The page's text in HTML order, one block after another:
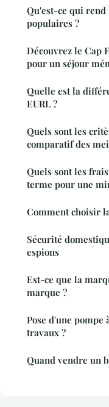
Qu'est-ce qui
populaires ?
Découvrez le Cap
pour un séjour
Quelle est la
EURL ?
Quels sont les
comparatif des
Quels sont les
terme pour une
Comment choisir
Sécurité
espions
Est-ce que la
marque ?
Pose d'une
travaux ?
Quand vendre un